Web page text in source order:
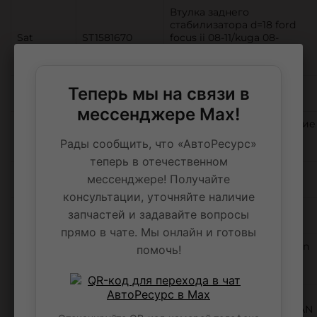
Sat ST1581670
Втулка заднего
стабилизатора d=18 ford
focus ii 08-11/kuga 08-
9056452056 ШАЙБА
5850470
Салфетки обежиривающие
синие jeta pro poly pro
5850470 (поштучно) 1шт
AFW1116 Фильтр салонный
CRN28 Тяга рулевая CTR
Решетка радиатора Nissan
Прокладка кронштейна
масляного фильтра NISSAN
Теперь мы на связи в
мессенджере Max!
Рады сообщить, что «АвтоРесурс»
теперь в отечественном
мессенджере! Получайте
консультации, уточняйте наличие
запчастей и задавайте вопросы
прямо в чате. Мы онлайн и готовы
помочь!